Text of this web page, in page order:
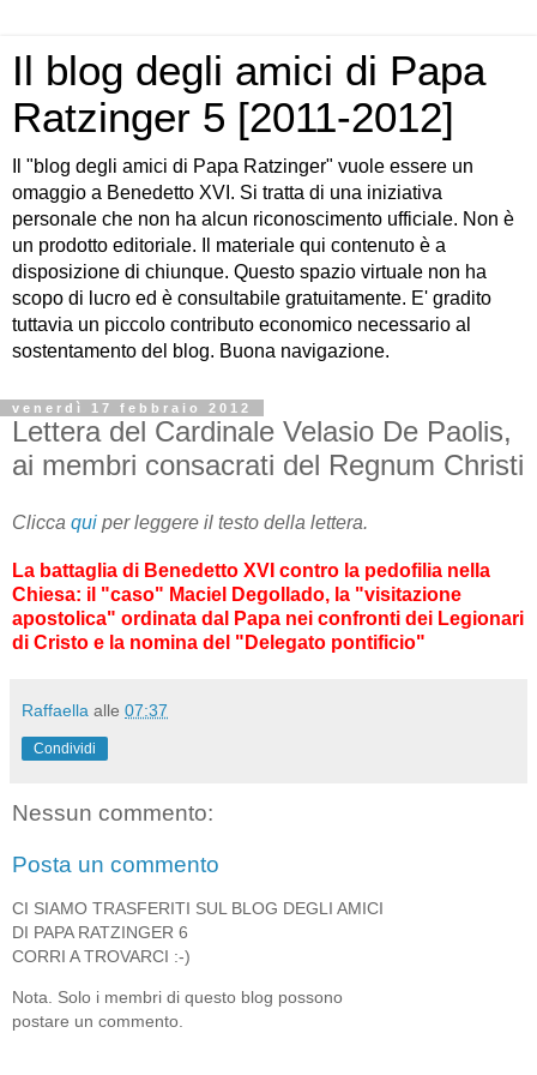
Il blog degli amici di Papa
Ratzinger 5 [2011-2012]
Il "blog degli amici di Papa Ratzinger" vuole essere un
omaggio a Benedetto XVI. Si tratta di una iniziativa
personale che non ha alcun riconoscimento ufficiale. Non è
un prodotto editoriale. Il materiale qui contenuto è a
disposizione di chiunque. Questo spazio virtuale non ha
scopo di lucro ed è consultabile gratuitamente. E' gradito
tuttavia un piccolo contributo economico necessario al
sostentamento del blog. Buona navigazione.
venerdì 17 febbraio 2012
Lettera del Cardinale Velasio De Paolis,
ai membri consacrati del Regnum Christi
Clicca qui per leggere il testo della lettera.
La battaglia di Benedetto XVI contro la pedofilia nella
Chiesa: il "caso" Maciel Degollado, la "visitazione
apostolica" ordinata dal Papa nei confronti dei Legionari
di Cristo e la nomina del "Delegato pontificio"
Raffaella alle 07:37
Condividi
Nessun commento:
Posta un commento
CI SIAMO TRASFERITI SUL BLOG DEGLI AMICI
DI PAPA RATZINGER 6
CORRI A TROVARCI :-)
Nota. Solo i membri di questo blog possono
postare un commento.